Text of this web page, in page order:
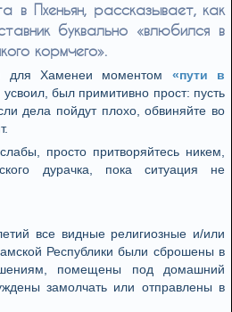
в Пхеньян, рассказывает, как
буквально «влюбился в
кормчего».
для Хаменеи моментом «пути в
усвоил, был примитивно прост: пусть
дела пойдут плохо, обвиняйте во
просто притворяйтесь никем,
дурачка, пока ситуация не
все видные религиозные и/или
Республики были сброшены в
помещены под домашний
замолчать или отправлены в